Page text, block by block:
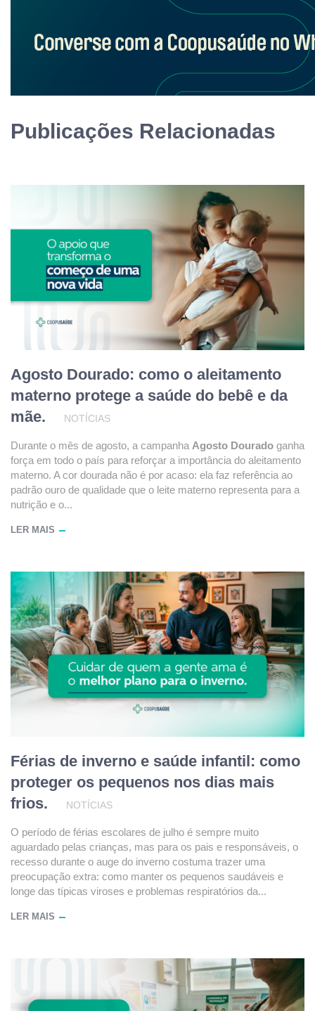
Publicações Relacionadas
Agosto Dourado: como o aleitamento
materno protege a saúde do bebê e da
mãe.
NOTÍCIAS
Durante o mês de agosto, a campanha Agosto Dourado ganha
força em todo o país para reforçar a importância do aleitamento
materno. A cor dourada não é por acaso: ela faz referência ao
padrão ouro de qualidade que o leite materno representa para a
nutrição e o...
LER MAIS
Férias de inverno e saúde infantil: como
proteger os pequenos nos dias mais
frios.
NOTÍCIAS
O período de férias escolares de julho é sempre muito
aguardado pelas crianças, mas para os pais e responsáveis, o
recesso durante o auge do inverno costuma trazer uma
preocupação extra: como manter os pequenos saudáveis e
longe das típicas viroses e problemas respiratórios da...
LER MAIS